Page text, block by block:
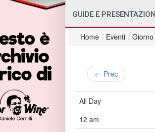
GUIDE E PRESENTAZIONI
Home / Eventi / Giorno
← Prec
All Day
12 am